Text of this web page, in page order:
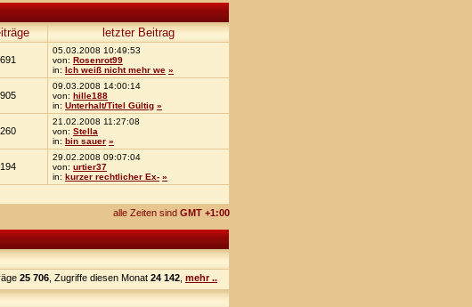
letzter Beitrag
691
05.03.2008 10:49:53
von: Rosenrot99
in: Ich weiß nicht mehr we »
905
09.03.2008 14:00:14
von: hille188
in: Unterhalt/Titel Gültig »
260
21.02.2008 11:27:08
von: Stella
in: bin sauer »
194
29.02.2008 09:07:04
von: urtier37
in: kurzer rechtlicher Ex- »
alle Zeiten sind GMT +1:00
25 706 , Zugriffe diesen Monat 24 142 mehr ..